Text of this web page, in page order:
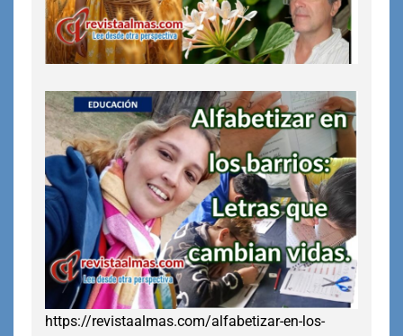
https://revistaalmas.com/alfabetizar-en-los-